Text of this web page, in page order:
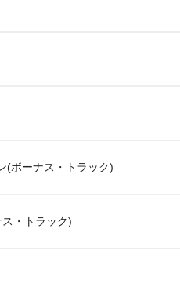
(ボーナス・トラック)
・トラック)